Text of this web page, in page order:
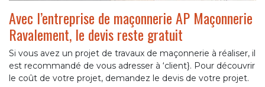
Avec l’entreprise de maçonnerie AP Maçonnerie
Ravalement, le devis reste gratuit
Si vous avez un projet de travaux de maçonnerie à réaliser, il
est recommandé de vous adresser à ‘client}. Pour découvrir
le coût de votre projet, demandez le devis de votre projet.